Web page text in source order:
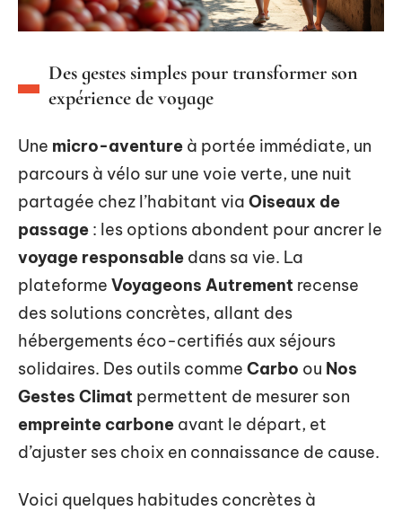
Des gestes simples pour transformer son
expérience de voyage
Une micro-aventure à portée immédiate, un
parcours à vélo sur une voie verte, une nuit
partagée chez l’habitant via Oiseaux de
passage : les options abondent pour ancrer le
voyage responsable dans sa vie. La
plateforme Voyageons Autrement recense
des solutions concrètes, allant des
hébergements éco-certifiés aux séjours
solidaires. Des outils comme Carbo ou Nos
Gestes Climat permettent de mesurer son
empreinte carbone avant le départ, et
d’ajuster ses choix en connaissance de cause.
Voici quelques habitudes concrètes à